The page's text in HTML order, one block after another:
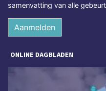
samenvatting van alle
Aanmelden
ONLINE DAGBLADEN